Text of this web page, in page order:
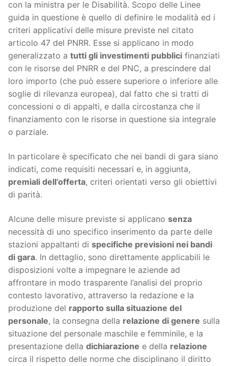
con la ministra per le Disabilità. Scopo delle Linee
guida in questione è quello di definire le modalità ed i
criteri applicativi delle misure previste nel citato
articolo 47 del PNRR. Esse si applicano in modo
generalizzato a tutti gli investimenti pubblici finanziati
con le risorse del PNRR e del PNC, a prescindere dal
loro importo (che può essere superiore o inferiore alle
soglie di rilevanza europea), dal fatto che si tratti di
concessioni o di appalti, e dalla circostanza che il
finanziamento con le risorse in questione sia integrale
o parziale.
In particolare è specificato che nei bandi di gara siano
indicati, come requisiti necessari e, in aggiunta,
premiali dell’offerta, criteri orientati verso gli obiettivi
di parità.
Alcune delle misure previste si applicano senza
necessità di uno specifico inserimento da parte delle
stazioni appaltanti di specifiche previsioni nei bandi
di gara. In dettaglio, sono direttamente applicabili le
disposizioni volte a impegnare le aziende ad
affrontare in modo trasparente l’analisi del proprio
contesto lavorativo, attraverso la redazione e la
produzione del rapporto sulla situazione del
personale, la consegna della relazione di genere sulla
situazione del personale maschile e femminile, e la
presentazione della dichiarazione e della relazione
circa il rispetto delle norme che disciplinano il diritto